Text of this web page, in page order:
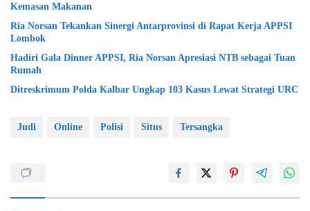
Kemasan Makanan
Ria Norsan Tekankan Sinergi Antarprovinsi di Rapat Kerja APPSI
Lombok
Hadiri Gala Dinner APPSI, Ria Norsan Apresiasi NTB sebagai Tuan
Rumah
Ditreskrimum Polda Kalbar Ungkap 103 Kasus Lewat Strategi URC
Judi Online Polisi Situs Tersangka